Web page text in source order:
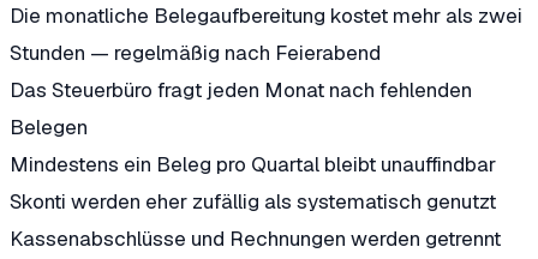
Die monatliche Belegaufbereitung kostet mehr als zwei
Stunden — regelmäßig nach Feierabend
Das Steuerbüro fragt jeden Monat nach fehlenden
Belegen
Mindestens ein Beleg pro Quartal bleibt unauffindbar
Skonti werden eher zufällig als systematisch genutzt
Kassenabschlüsse und Rechnungen werden getrennt